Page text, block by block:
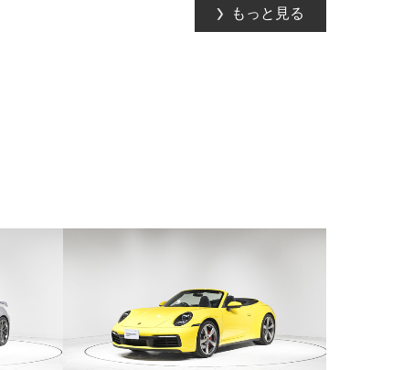
もっと見る